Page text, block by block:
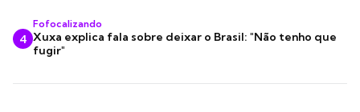
4
Fofocalizando
Xuxa explica fala sobre deixar o Brasil: "Não tenho que
fugir"